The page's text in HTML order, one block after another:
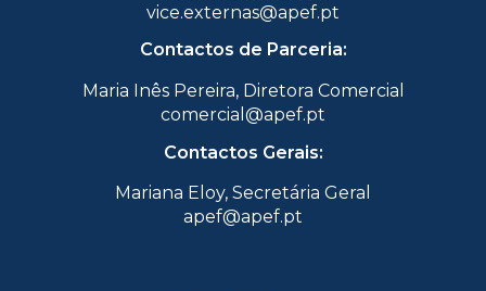
vice.externas@apef.pt
Contactos de Parceria:
Maria Inês Pereira, Diretora Comercial
comercial@apef.pt
Contactos Gerais:
Mariana Eloy, Secretária Geral
apef@apef.pt